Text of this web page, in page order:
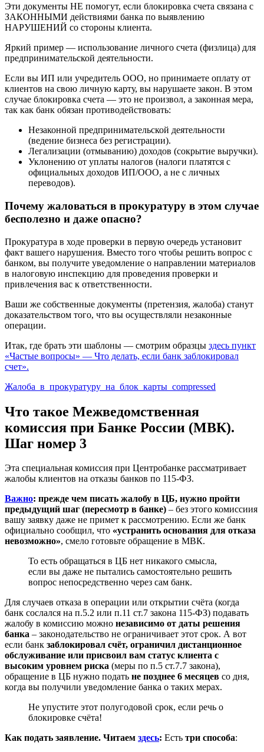
Эти документы НЕ помогут, если блокировка счета связана с
ЗАКОННЫМИ действиями банка по выявлению
НАРУШЕНИЙ со стороны клиента.
Яркий пример — использование личного счета (физлица) для
предпринимательской деятельности.
Если вы ИП или учредитель ООО, но принимаете оплату от
клиентов на свою личную карту, вы нарушаете закон. В этом
случае блокировка счета — это не произвол, а законная мера,
так как банк обязан противодействовать:
Незаконной предпринимательской деятельности
(ведение бизнеса без регистрации).
Легализации (отмыванию) доходов (сокрытие выручки).
Уклонению от уплаты налогов (налоги платятся с
официальных доходов ИП/ООО, а не с личных
переводов).
Почему жаловаться в прокуратуру в этом случае
бесполезно и даже опасно?
Прокуратура в ходе проверки в первую очередь установит
факт вашего нарушения. Вместо того чтобы решить вопрос с
банком, вы получите уведомление о направлении материалов
в налоговую инспекцию для проведения проверки и
привлечения вас к ответственности.
Ваши же собственные документы (претензия, жалоба) станут
доказательством того, что вы осуществляли незаконные
операции.
Итак, где брать эти шаблоны — смотрим образцы здесь пункт
«Частые вопросы» — Что делать, если банк заблокировал
счет».
Жалоба_в_прокуратуру_на_блок_карты_compressed
Что такое Межведомственная
комиссия при Банке России (МВК).
Шаг номер 3
Эта специальная комиссия при Центробанке рассматривает
жалобы клиентов на отказы банков по 115-ФЗ.
Важно: прежде чем писать жалобу в ЦБ, нужно пройти
предыдущий шаг (пересмотр в банке) – без этого комиссиия
вашу заявку даже не примет к рассмотрению. Если же банк
официально сообщил, что «устранить основания для отказа
невозможно», смело готовьте обращение в МВК.
То есть обращаться в ЦБ нет никакого смысла,
если вы даже не пытались самостоятельно решить
вопрос непосредственно через сам банк.
Для случаев отказа в операции или открытии счёта (когда
банк сослался на п.5.2 или п.11 ст.7 закона 115-ФЗ) подавать
жалобу в комиссию можно независимо от даты решения
банка – законодательство не ограничивает этот срок. А вот
если банк заблокировал счёт, ограничил дистанционное
обслуживание или присвоил вам статус клиента с
высоким уровнем риска (меры по п.5 ст.7.7 закона),
обращение в ЦБ нужно подать не позднее 6 месяцев со дня,
когда вы получили уведомление банка о таких мерах.
Не упустите этот полугодовой срок, если речь о
блокировке счёта!
Как подать заявление. Читаем здесь: Есть три способа: